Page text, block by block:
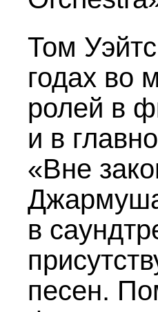
Том
годах во
ролей в
и в
«Вне
в
песен.